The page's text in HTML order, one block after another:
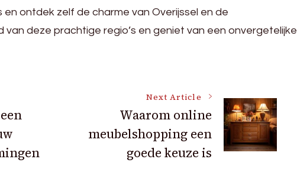
ontdek zelf de charme van Overijssel en de
van deze prachtige regio’s en geniet van een onvergetelijke
Next Article
Waarom online
meubelshopping een
goede keuze is